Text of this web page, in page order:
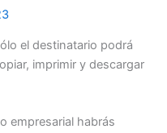
el destinatario podrá
imprimir y descargar
empresarial habrás